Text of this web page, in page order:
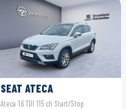
SEAT ATECA
Ateca 1.6 TDI 115 ch Start/Stop